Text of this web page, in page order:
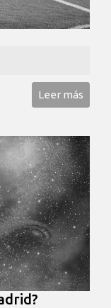
Leer más